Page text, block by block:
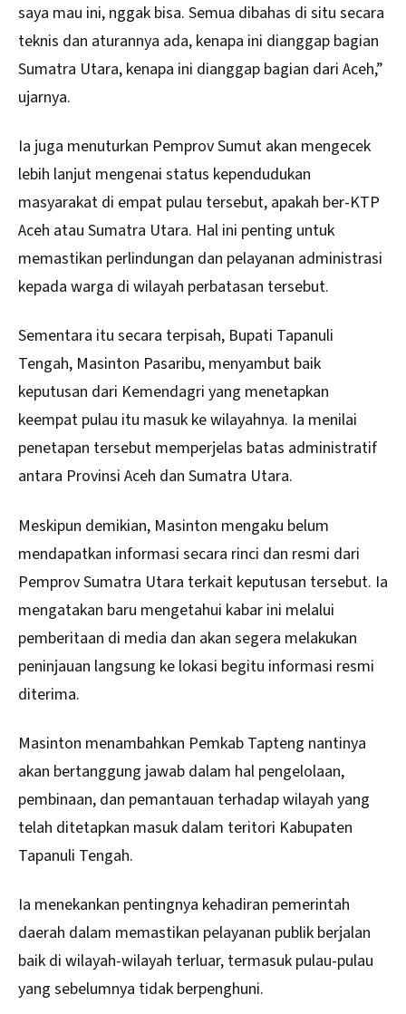
saya mau ini, nggak bisa. Semua dibahas di situ secara
teknis dan aturannya ada, kenapa ini dianggap bagian
Sumatra Utara, kenapa ini dianggap bagian dari Aceh,”
ujarnya.
Ia juga menuturkan Pemprov Sumut akan mengecek
lebih lanjut mengenai status kependudukan
masyarakat di empat pulau tersebut, apakah ber-KTP
Aceh atau Sumatra Utara. Hal ini penting untuk
memastikan perlindungan dan pelayanan administrasi
kepada warga di wilayah perbatasan tersebut.
Sementara itu secara terpisah, Bupati Tapanuli
Tengah, Masinton Pasaribu, menyambut baik
keputusan dari Kemendagri yang menetapkan
keempat pulau itu masuk ke wilayahnya. Ia menilai
penetapan tersebut memperjelas batas administratif
antara Provinsi Aceh dan Sumatra Utara.
Meskipun demikian, Masinton mengaku belum
mendapatkan informasi secara rinci dan resmi dari
Pemprov Sumatra Utara terkait keputusan tersebut. Ia
mengatakan baru mengetahui kabar ini melalui
pemberitaan di media dan akan segera melakukan
peninjauan langsung ke lokasi begitu informasi resmi
diterima.
Masinton menambahkan Pemkab Tapteng nantinya
akan bertanggung jawab dalam hal pengelolaan,
pembinaan, dan pemantauan terhadap wilayah yang
telah ditetapkan masuk dalam teritori Kabupaten
Tapanuli Tengah.
Ia menekankan pentingnya kehadiran pemerintah
daerah dalam memastikan pelayanan publik berjalan
baik di wilayah-wilayah terluar, termasuk pulau-pulau
yang sebelumnya tidak berpenghuni.